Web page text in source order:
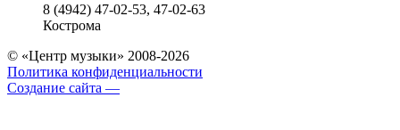
8 (4942) 47-02-53, 47-02-63
Кострома
© «Центр музыки» 2008-2026
Политика конфиденциальности
Создание сайта —